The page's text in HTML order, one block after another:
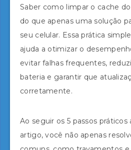
Saber como limpar o cache
do que apenas uma solução
seu celular. Essa prática
ajuda a otimizar o
evitar falhas frequentes,
bateria e garantir que
corretamente.
Ao seguir os 5 passos
artigo, você não apenas